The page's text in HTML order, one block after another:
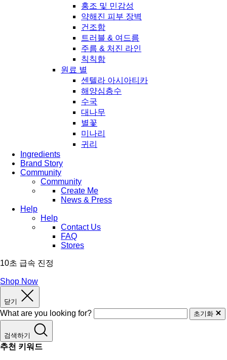
홍조 및 민감성
약해진 피부 장벽
건조함
트러블 & 여드름
주름 & 처진 라인
칙칙함
원료 별
센텔라 아시아티카
해양심층수
수국
대나무
별꽃
미나리
귀리
Ingredients
Brand Story
Community
Community
Create Me
News & Press
Help
Help
Contact Us
FAQ
Stores
10초 급속 진정
Shop Now
닫기
What are you looking for? 초기화
검색하기
추천 키워드